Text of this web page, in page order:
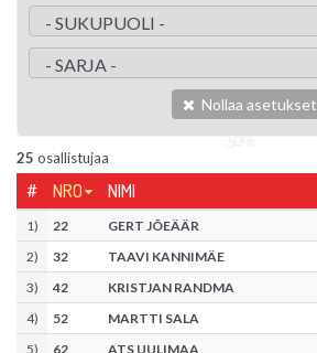
Nollaa asetukset
25 osallistujaa
# NRO NIMI
1) 22
GERT JÕEÄÄR
2) 32
TAAVI KANNIMÄE
3) 42
KRISTJAN RANDMA
4) 52
MARTTI SALA
5) 62
ATS UULIMAA